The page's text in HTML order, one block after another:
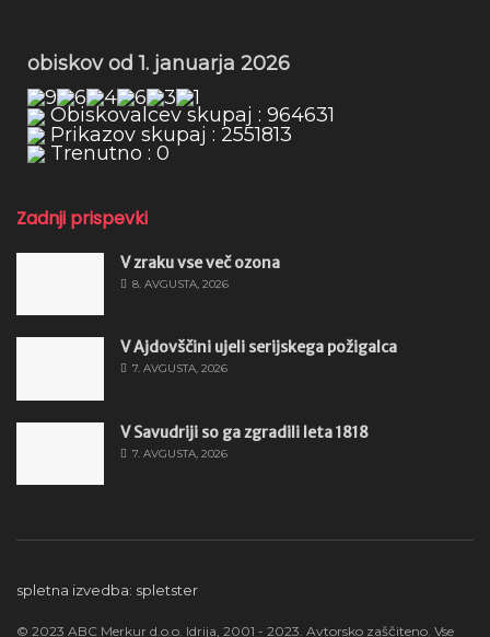
obiskov od 1. januarja 2026
Obiskovalcev skupaj : 964631
Prikazov skupaj : 2551813
Trenutno : 0
Zadnji prispevki
V zraku vse več ozona
8. AVGUSTA, 2026
V Ajdovščini ujeli serijskega požigalca
7. AVGUSTA, 2026
V Savudriji so ga zgradili leta 1818
7. AVGUSTA, 2026
spletna izvedba: spletster
© 2023 ABC Merkur d.o.o. Idrija, 2001 - 2023. Avtorsko zaščiteno. Vse